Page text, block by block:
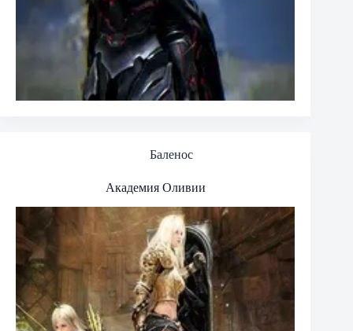
Баленос
Академия Оливии